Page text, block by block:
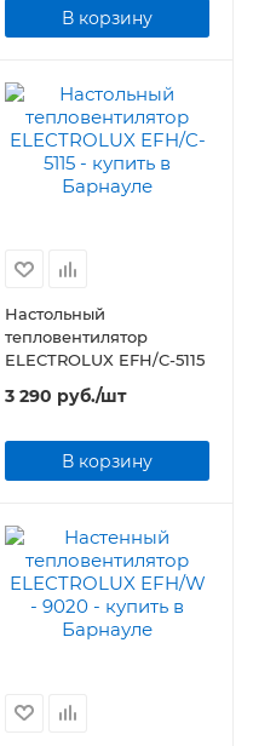
В корзину
Настольный
тепловентилятор
ELECTROLUX EFH/C-5115
3 290 руб./шт
В корзину